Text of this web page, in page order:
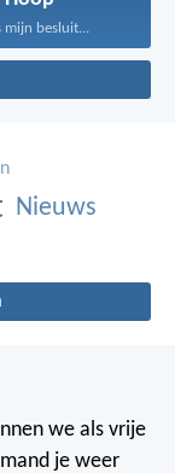
mijn besluit...
Nieuws
we als vrije
je weer